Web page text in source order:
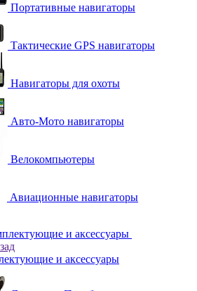
Портативные навигаторы
Тактические GPS навигаторы
Навигаторы для охоты
Авто-Мото навигаторы
Велокомпьютеры
Авиационные навигаторы
и аксессуары
и аксессуары